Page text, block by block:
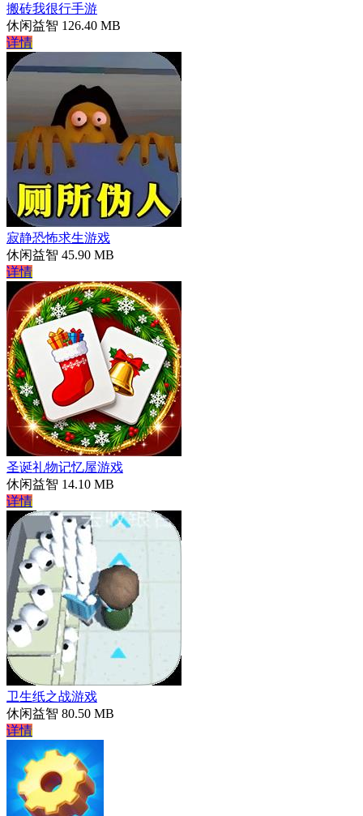
搬砖我很行手游
休闲益智 126.40 MB
详情
寂静恐怖求生游戏
休闲益智 45.90 MB
详情
圣诞礼物记忆屋游戏
休闲益智 14.10 MB
详情
卫生纸之战游戏
休闲益智 80.50 MB
详情